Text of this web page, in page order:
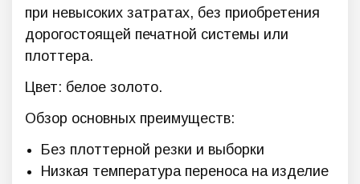
при невысоких затратах, без приобретения
дорогостоящей печатной системы или
плоттера.
Цвет: белое золото.
Обзор основных преимуществ:
Без плоттерной резки и выборки
Низкая температура переноса на изделие